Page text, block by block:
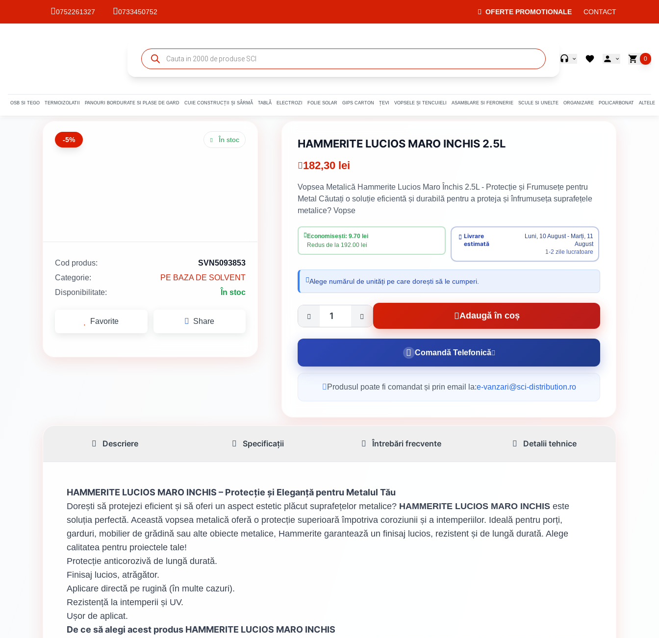
0752261327 0733450752 OFERTE PROMOTIONALE CONTACT
Products
search
0
OSB SI TEGO TERMOIZOLATII PANOURI BORDURATE SI PLASE DE GARD CUIE CONSTRUCȚII ȘI SÂRMĂ TABLĂ ELECTROZI FOLIE SOLAR GIPS CARTON ȚEVI VOPSELE ȘI TENCUIELI ASAMBLARE SI FERONERIE SCULE SI UNELTE ORGANIZARE POLICARBONAT ALTELE
-5% În stoc
Cod produs:
SVN5093853
Categorie:
PE BAZA DE SOLVENT
Disponibilitate:
În stoc
Favorite Share
HAMMERITE LUCIOS MARO INCHIS 2.5L
182,30 lei
Vopsea Metalică Hammerite Lucios Maro Închis 2.5L - Protecție și Frumusețe pentru
Metal Căutați o soluție eficientă și durabilă pentru a proteja și înfrumuseța suprafețele
metalice? Vopse
Economisești: 9.70 lei
Redus de la 192.00 lei
Livrare
estimată
Luni, 10 August - Marți, 11
August
1-2 zile lucratoare
Alege numărul de unități pe care dorești să le cumperi.
Adaugă în coș
Comandă Telefonică
Produsul poate fi comandat și prin email la:e-vanzari@sci-distribution.ro
Descriere Specificații Întrebări frecvente Detalii tehnice
HAMMERITE LUCIOS MARO INCHIS – Protecție și Eleganță pentru Metalul Tău
Dorești să protejezi eficient și să oferi un aspect estetic plăcut suprafețelor metalice? HAMMERITE LUCIOS MARO INCHIS este
soluția perfectă. Această vopsea metalică oferă o protecție superioară împotriva coroziunii și a intemperiilor. Ideală pentru porți,
garduri, mobilier de grădină sau alte obiecte metalice, Hammerite garantează un finisaj lucios, rezistent și de lungă durată. Alege
calitatea pentru proiectele tale!
Protecție anticorozivă de lungă durată.
Finisaj lucios, atrăgător.
Aplicare directă pe rugină (în multe cazuri).
Rezistență la intemperii și UV.
Ușor de aplicat.
De ce să alegi acest produs HAMMERITE LUCIOS MARO INCHIS